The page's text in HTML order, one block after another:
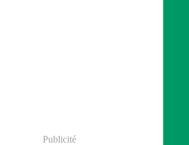
Publicité